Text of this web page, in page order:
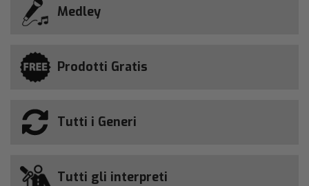
Medley
Prodotti Gratis
Tutti i Generi
Tutti gli interpreti